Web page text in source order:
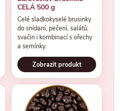
CELÁ 500 g
Celé sladkokyselé brusinky
do snídaní, pečení, salátů,
svačin i kombinací s ořechy
a semínky.
Zobrazit produkt